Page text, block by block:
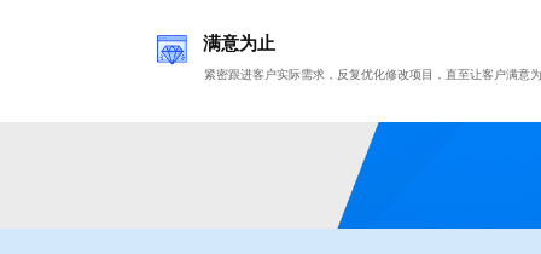
满意为止
紧密跟进客户实际需求，反复优化修改项目，直至让客户满意